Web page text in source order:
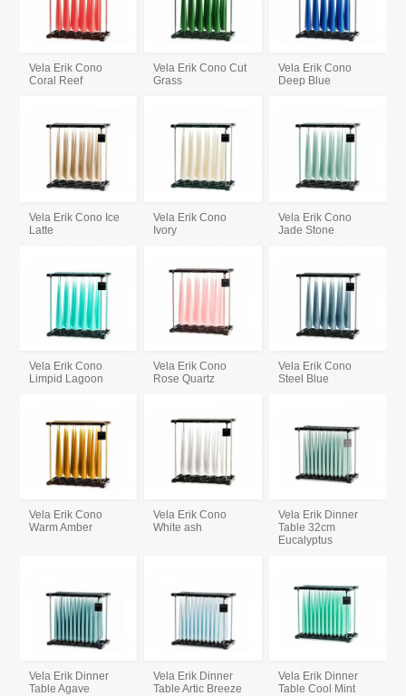
Vela Erik Cono
Coral Reef
Vela Erik Cono Cut
Grass
Vela Erik Cono
Deep Blue
Vela Erik Cono Ice
Latte
Vela Erik Cono
Ivory
Vela Erik Cono
Jade Stone
Vela Erik Cono
Limpid Lagoon
Vela Erik Cono
Rose Quartz
Vela Erik Cono
Steel Blue
Vela Erik Cono
Warm Amber
Vela Erik Cono
White ash
Vela Erik Dinner
Table 32cm
Eucalyptus
Vela Erik Dinner
Table Agave
Vela Erik Dinner
Table Artic Breeze
Vela Erik Dinner
Table Cool Mint